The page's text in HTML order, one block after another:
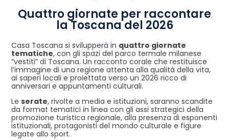
Quattro giornate per raccontare
la Toscana del 2026
Casa Toscana si svilupperà in quattro giornate
tematiche, con gli spazi del parco termale milanese
“vestiti” di Toscana. Un racconto corale che restituisce
l’immagine di una regione attenta alla qualità della vita,
ai saperi locali e proiettata verso un 2026 ricco di
anniversari e appuntamenti culturali.
Le serate, rivolte a media e istituzioni, saranno scandite
da format tematici in linea con gli assi strategici della
promozione turistica regionale, alla presenza di esponenti
istituzionali, protagonisti del mondo culturale e figure
legate allo sport.